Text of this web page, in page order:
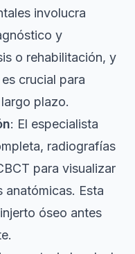
involucra
y
o rehabilitación, y
crucial para
plazo.
: El especialista
radiografías
para visualizar
anatómicas. Esta
óseo antes